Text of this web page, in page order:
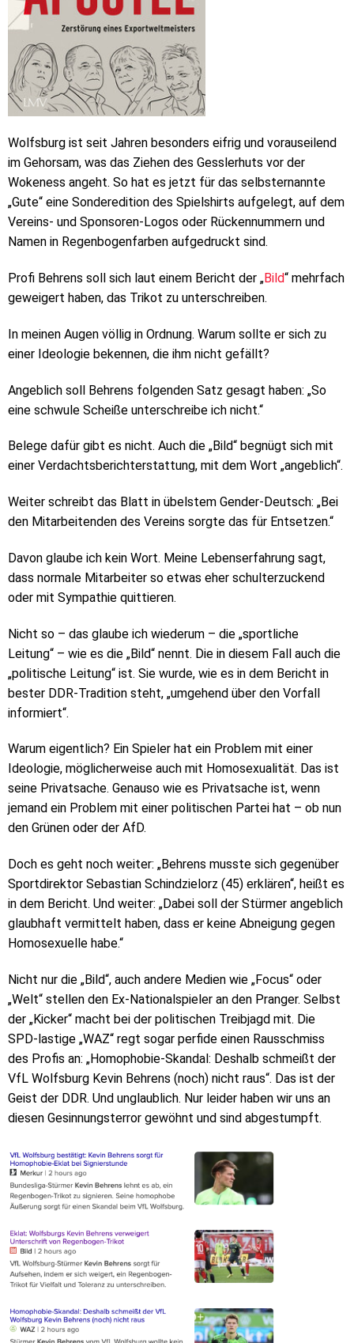
Wolfsburg ist seit Jahren besonders eifrig und vorauseilend
im Gehorsam, was das Ziehen des Gesslerhuts vor der
Wokeness angeht. So hat es jetzt für das selbsternannte
„Gute“ eine Sonderedition des Spielshirts aufgelegt, auf dem
Vereins- und Sponsoren-Logos oder Rückennummern und
Namen in Regenbogenfarben aufgedruckt sind.
Profi Behrens soll sich laut einem Bericht der „Bild“ mehrfach
geweigert haben, das Trikot zu unterschreiben.
In meinen Augen völlig in Ordnung. Warum sollte er sich zu
einer Ideologie bekennen, die ihm nicht gefällt?
Angeblich soll Behrens folgenden Satz gesagt haben: „So
eine schwule Scheiße unterschreibe ich nicht.“
Belege dafür gibt es nicht. Auch die „Bild“ begnügt sich mit
einer Verdachtsberichterstattung, mit dem Wort „angeblich“.
Weiter schreibt das Blatt in übelstem Gender-Deutsch: „Bei
den Mitarbeitenden des Vereins sorgte das für Entsetzen.“
Davon glaube ich kein Wort. Meine Lebenserfahrung sagt,
dass normale Mitarbeiter so etwas eher schulterzuckend
oder mit Sympathie quittieren.
Nicht so – das glaube ich wiederum – die „sportliche
Leitung“ – wie es die „Bild“ nennt. Die in diesem Fall auch die
„politische Leitung“ ist. Sie wurde, wie es in dem Bericht in
bester DDR-Tradition steht, „umgehend über den Vorfall
informiert“.
Warum eigentlich? Ein Spieler hat ein Problem mit einer
Ideologie, möglicherweise auch mit Homosexualität. Das ist
seine Privatsache. Genauso wie es Privatsache ist, wenn
jemand ein Problem mit einer politischen Partei hat – ob nun
den Grünen oder der AfD.
Doch es geht noch weiter: „Behrens musste sich gegenüber
Sportdirektor Sebastian Schindzielorz (45) erklären“, heißt es
in dem Bericht. Und weiter: „Dabei soll der Stürmer angeblich
glaubhaft vermittelt haben, dass er keine Abneigung gegen
Homosexuelle habe.“
Nicht nur die „Bild“, auch andere Medien wie „Focus“ oder
„Welt“ stellen den Ex-Nationalspieler an den Pranger. Selbst
der „Kicker“ macht bei der politischen Treibjagd mit. Die
SPD-lastige „WAZ“ regt sogar perfide einen Rausschmiss
des Profis an: „Homophobie-Skandal: Deshalb schmeißt der
VfL Wolfsburg Kevin Behrens (noch) nicht raus“. Das ist der
Geist der DDR. Und unglaublich. Nur leider haben wir uns an
diesen Gesinnungsterror gewöhnt und sind abgestumpft.